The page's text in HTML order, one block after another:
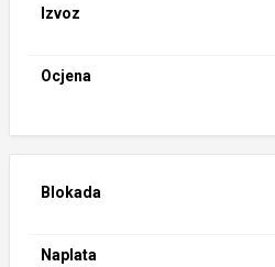
Izvoz
Ocjena
Blokada
Naplata